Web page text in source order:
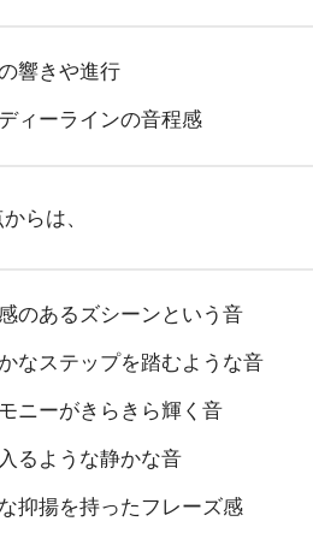
響きや進行
ィーラインの音程感
らは、
のあるズシーンという音
なステップを踏むような音
ニーがきらきら輝く音
るような静かな音
抑揚を持ったフレーズ感